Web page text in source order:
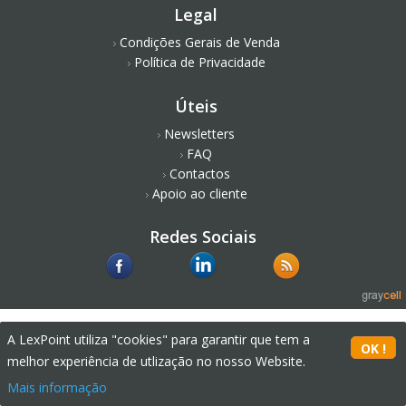
Legal
Condições Gerais de Venda
Política de Privacidade
Úteis
Newsletters
FAQ
Contactos
Apoio ao cliente
Redes Sociais
A LexPoint utiliza "cookies" para garantir que tem a
melhor experiência de utlização no nosso Website.
Mais informação